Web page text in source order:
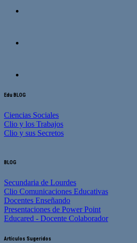
Edu BLOG
Ciencias Sociales
Clio y los Trabajos
Clio y sus Secretos
BLOG
Secundaria de Lourdes
Clio Comunicaciones Educativas
Docentes Enseñando
Presentaciones de Power Point
Educared - Docente Colaborador
Artículos Sugeridos